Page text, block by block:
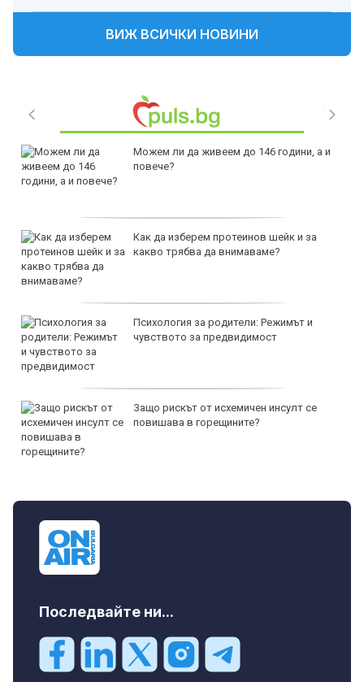
ВИЖ ВСИЧКИ НОВИНИ
Можем ли да живеем до 146 години, а и
повече?
Как да изберем протеинов шейк и за
какво трябва да внимаваме?
Психология за родители: Режимът и
чувството за предвидимост
Защо рискът от исхемичен инсулт се
повишава в горещините?
Последвайте ни...